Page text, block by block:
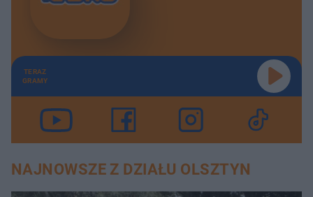
TERAZ
GRAMY
NAJNOWSZE Z DZIAŁU OLSZTYN